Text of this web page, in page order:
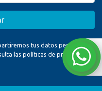
tus datos personales con
las políticas de privacidad.